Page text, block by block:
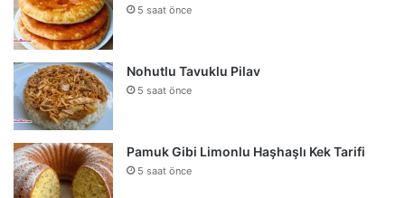
5 saat önce
Nohutlu Tavuklu Pilav
5 saat önce
Pamuk Gibi Limonlu Haşhaşlı Kek Tarifi
5 saat önce